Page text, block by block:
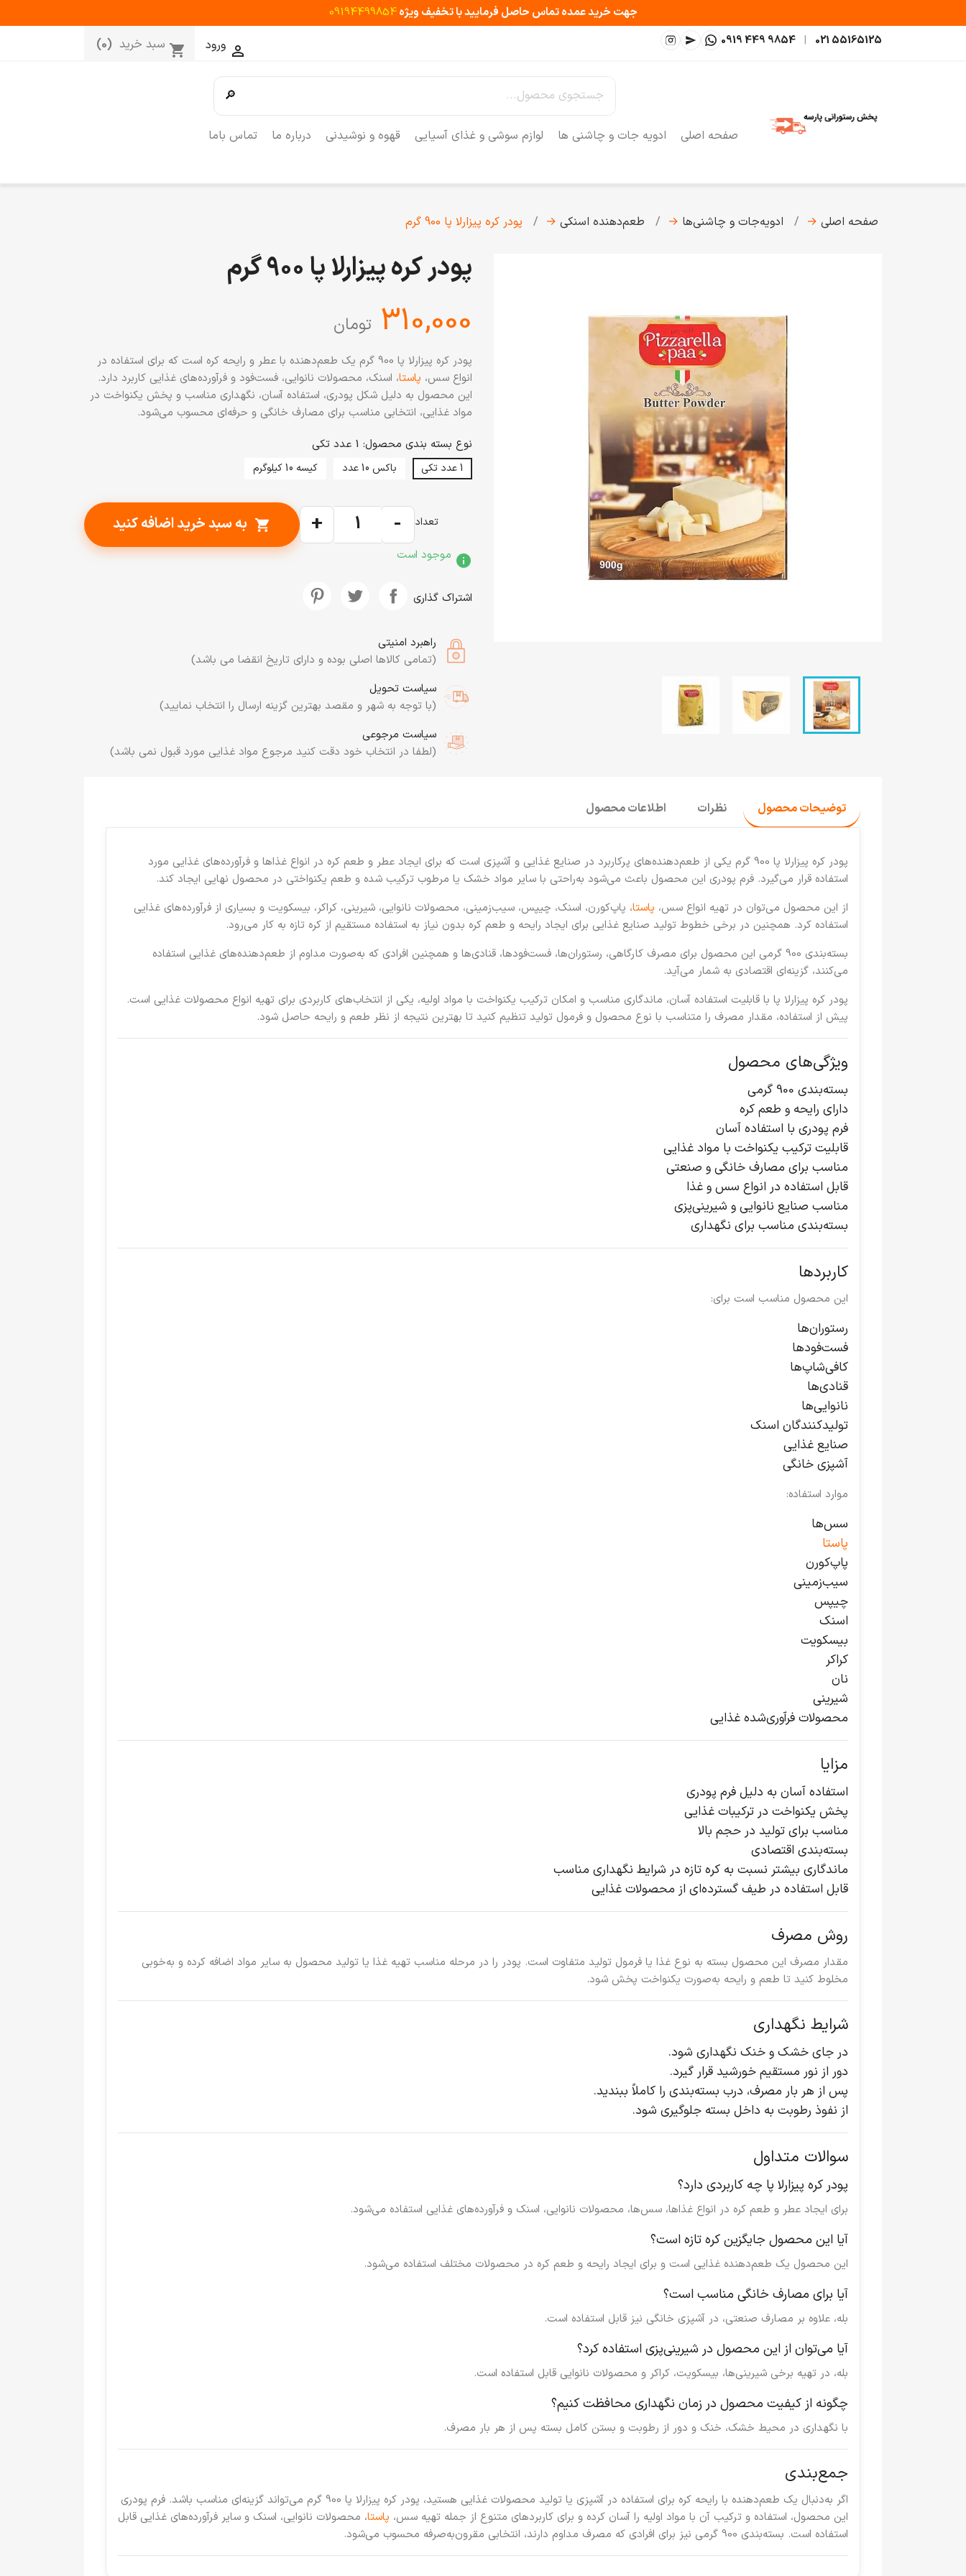
جهت خرید عمده تماس حاصل فرمایید با تخفیف ویژه09194499854
021 55165125
|
0919 449 9854
 ورود shopping_cart سبد خرید (0)
🔎
صفحه اصلی ادویه جات و چاشنی ها لوازم سوشی و غذای آسیایی قهوه و نوشیدنی درباره ما تماس باما
صفحه اصلی → ادویه‌جات و چاشنی‌ها → طعم‌دهنده اسنکی → پودر کره پیزارلا پا 900 گرم
پودر کره پیزارلا پا 900 گرم
‎310,000 تومان
پودر کره پیزارلا پا 900 گرم یک طعم‌دهنده با عطر و رایحه کره است که برای استفاده در
انواع سس، پاستا، اسنک، محصولات نانوایی، فست‌فود و فرآورده‌های غذایی کاربرد دارد.
این محصول به دلیل شکل پودری، استفاده آسان، نگهداری مناسب و پخش یکنواخت در
مواد غذایی، انتخابی مناسب برای مصارف خانگی و حرفه‌ای محسوب می‌شود.
نوع بسته بندی محصول: 1 عدد تکی
1 عدد تکی باکس 10 عدد کیسه 10 کیلوگرم
تعداد -
+
shopping_cart به سبد خرید اضافه کنید
info موجود است
اشتراک گذاری
راهبرد امنیتی
(تمامی کالاها اصلی بوده و دارای تاریخ انقضا می باشد)
سیاست تحویل
(با توجه به شهر و مقصد بهترین گزینه ارسال را انتخاب نمایید)
سیاست مرجوعی
(لطفا در انتخاب خود دقت کنید مرجوع مواد غذایی مورد قبول نمی باشد)
توضیحات محصول نظرات اطلاعات محصول
پودر کره پیزارلا پا 900 گرم یکی از طعم‌دهنده‌های پرکاربرد در صنایع غذایی و آشپزی است که برای ایجاد عطر و طعم کره در انواع غذاها و فرآورده‌های غذایی مورد
استفاده قرار می‌گیرد. فرم پودری این محصول باعث می‌شود به‌راحتی با سایر مواد خشک یا مرطوب ترکیب شده و طعم یکنواختی در محصول نهایی ایجاد کند.
از این محصول می‌توان در تهیه انواع سس، پاستا، پاپ‌کورن، اسنک، چیپس، سیب‌زمینی، محصولات نانوایی، شیرینی، کراکر، بیسکویت و بسیاری از فرآورده‌های غذایی
استفاده کرد. همچنین در برخی خطوط تولید صنایع غذایی برای ایجاد رایحه و طعم کره بدون نیاز به استفاده مستقیم از کره تازه به کار می‌رود.
بسته‌بندی 900 گرمی این محصول برای مصرف کارگاهی، رستوران‌ها، فست‌فودها، قنادی‌ها و همچنین افرادی که به‌صورت مداوم از طعم‌دهنده‌های غذایی استفاده
می‌کنند، گزینه‌ای اقتصادی به شمار می‌آید.
پودر کره پیزارلا پا با قابلیت استفاده آسان، ماندگاری مناسب و امکان ترکیب یکنواخت با مواد اولیه، یکی از انتخاب‌های کاربردی برای تهیه انواع محصولات غذایی است.
پیش از استفاده، مقدار مصرف را متناسب با نوع محصول و فرمول تولید تنظیم کنید تا بهترین نتیجه از نظر طعم و رایحه حاصل شود.
ویژگی‌های محصول
بسته‌بندی 900 گرمی
دارای رایحه و طعم کره
فرم پودری با استفاده آسان
قابلیت ترکیب یکنواخت با مواد غذایی
مناسب برای مصارف خانگی و صنعتی
قابل استفاده در انواع سس و غذا
مناسب صنایع نانوایی و شیرینی‌پزی
بسته‌بندی مناسب برای نگهداری
کاربردها
این محصول مناسب است برای:
رستوران‌ها
فست‌فودها
کافی‌شاپ‌ها
قنادی‌ها
نانوایی‌ها
تولیدکنندگان اسنک
صنایع غذایی
آشپزی خانگی
موارد استفاده:
سس‌ها
پاستا
پاپ‌کورن
سیب‌زمینی
چیپس
اسنک
بیسکویت
کراکر
نان
شیرینی
محصولات فرآوری‌شده غذایی
مزایا
استفاده آسان به دلیل فرم پودری
پخش یکنواخت در ترکیبات غذایی
مناسب برای تولید در حجم بالا
بسته‌بندی اقتصادی
ماندگاری بیشتر نسبت به کره تازه در شرایط نگهداری مناسب
قابل استفاده در طیف گسترده‌ای از محصولات غذایی
روش مصرف
مقدار مصرف این محصول بسته به نوع غذا یا فرمول تولید متفاوت است. پودر را در مرحله مناسب تهیه غذا یا تولید محصول به سایر مواد اضافه کرده و به‌خوبی
مخلوط کنید تا طعم و رایحه به‌صورت یکنواخت پخش شود.
شرایط نگهداری
در جای خشک و خنک نگهداری شود.
دور از نور مستقیم خورشید قرار گیرد.
پس از هر بار مصرف، درب بسته‌بندی را کاملاً ببندید.
از نفوذ رطوبت به داخل بسته جلوگیری شود.
سوالات متداول
پودر کره پیزارلا پا چه کاربردی دارد؟
برای ایجاد عطر و طعم کره در انواع غذاها، سس‌ها، محصولات نانوایی، اسنک و فرآورده‌های غذایی استفاده می‌شود.
آیا این محصول جایگزین کره تازه است؟
این محصول یک طعم‌دهنده غذایی است و برای ایجاد رایحه و طعم کره در محصولات مختلف استفاده می‌شود.
آیا برای مصارف خانگی مناسب است؟
بله، علاوه بر مصارف صنعتی، در آشپزی خانگی نیز قابل استفاده است.
آیا می‌توان از این محصول در شیرینی‌پزی استفاده کرد؟
بله، در تهیه برخی شیرینی‌ها، بیسکویت، کراکر و محصولات نانوایی قابل استفاده است.
چگونه از کیفیت محصول در زمان نگهداری محافظت کنیم؟
با نگهداری در محیط خشک، خنک و دور از رطوبت و بستن کامل بسته پس از هر بار مصرف.
جمع‌بندی
اگر به‌دنبال یک طعم‌دهنده با رایحه کره برای استفاده در آشپزی یا تولید محصولات غذایی هستید، پودر کره پیزارلا پا 900 گرم می‌تواند گزینه‌ای مناسب باشد. فرم پودری
این محصول، استفاده و ترکیب آن با مواد اولیه را آسان کرده و برای کاربردهای متنوع از جمله تهیه سس، پاستا، محصولات نانوایی، اسنک و سایر فرآورده‌های غذایی قابل
استفاده است. بسته‌بندی 900 گرمی نیز برای افرادی که مصرف مداوم دارند، انتخابی مقرون‌به‌صرفه محسوب می‌شود.